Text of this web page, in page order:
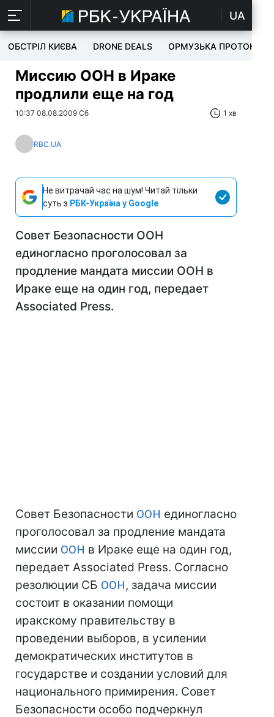
UA
ОБСТРІЛ КИЄВА DRONE DEALS ОРМУЗЬКА ПРОТОКА
Миссию ООН в Ираке
продлили еще на год
10:37 08.08.2009 Сб 1 хв
RBC.UA
Не витрачай час на шум! Читай тільки
суть з РБК-Україна у Google
Совет Безопасности ООН
единогласно проголосовал за
продление мандата миссии ООН в
Ираке еще на один год, передает
Associated Press.
Совет Безопасности ООН единогласно
проголосовал за продление мандата
миссии ООН в Ираке еще на один год,
передает Associated Press. Согласно
резолюции СБ ООН, задача миссии
состоит в оказании помощи
иракскому правительству в
проведении выборов, в усилении
демократических институтов в
государстве и создании условий для
национального примирения. Совет
Безопасности особо подчеркнул